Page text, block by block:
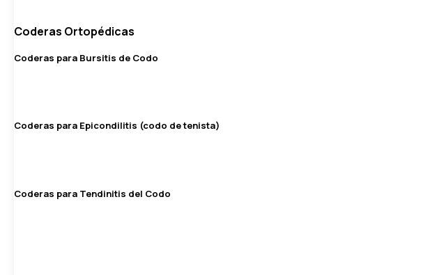
Coderas Ortopédicas
Coderas para Bursitis de Codo
Coderas para Epicondilitis (codo de tenista)
Coderas para Tendinitis del Codo